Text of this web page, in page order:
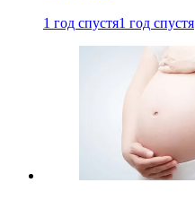
1 год спустя1 год спустя